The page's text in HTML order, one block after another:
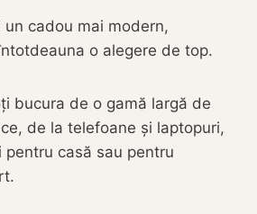
un cadou mai modern,
o alegere de top.
bucura de o gamă largă de
de la telefoane și laptopuri,
pentru casă sau pentru